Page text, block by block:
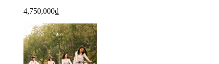
4,750,000₫